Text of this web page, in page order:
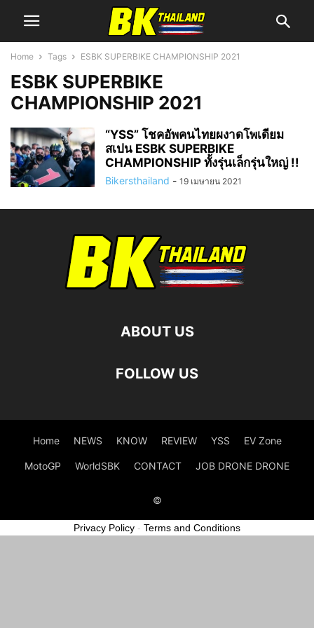
Home Tags ESBK SUPERBIKE CHAMPIONSHIP 2021
ESBK SUPERBIKE
CHAMPIONSHIP 2021
“YSS” โชคอัพคนไทยผงาดโพเดียม
สเปน ESBK SUPERBIKE
CHAMPIONSHIP ทั้งรุ่นเล็กรุ่นใหญ่ !!
Bikersthailand - 19 เมษายน 2021
ABOUT US
FOLLOW US
Home NEWS KNOW REVIEW YSS EV Zone
MotoGP WorldSBK CONTACT JOB DRONE DRONE
©
Privacy Policy - Terms and Conditions